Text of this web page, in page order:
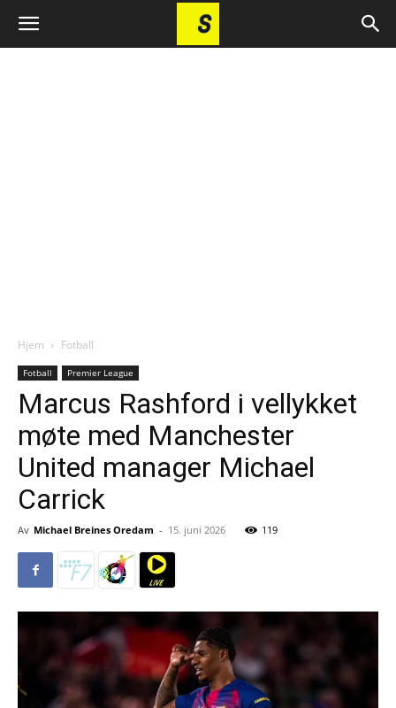
Hjem Fotball
Fotball Premier League
Marcus Rashford i vellykket
møte med Manchester
United manager Michael
Carrick
Av Michael Breines Oredam - 15. juni 2026 119